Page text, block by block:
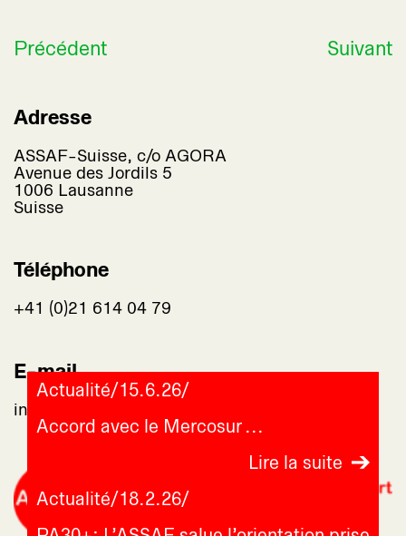
Suivant
Précédent
Actualité/15.6.26/
Accord avec le Mercosur
Lire la suite
Actualité/18.2.26/
Adresse
ASSAF-Suisse, c/o AGORA
Avenue des Jordils 5
1006 Lausanne
Suisse
Téléphone
+41 (0)21 614 04 79
E-mail
info@assaf-suisse.ch